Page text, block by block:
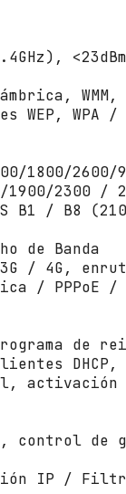
WMM,
WPA /
1800/2600/
2300 /
B1 / B8
de Banda
/ 4G,
/ PPPoE /
de
DHCP,
activación
control de
IP /